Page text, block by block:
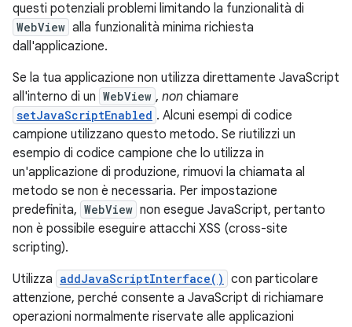
questi potenziali problemi limitando la funzionalità di
WebView alla funzionalità minima richiesta
dall'applicazione.
Se la tua applicazione non utilizza direttamente JavaScript
all'interno di un WebView , non chiamare
setJavaScriptEnabled . Alcuni esempi di codice
campione utilizzano questo metodo. Se riutilizzi un
esempio di codice campione che lo utilizza in
un'applicazione di produzione, rimuovi la chiamata al
metodo se non è necessaria. Per impostazione
predefinita, WebView non esegue JavaScript, pertanto
non è possibile eseguire attacchi XSS (cross-site
scripting).
Utilizza addJavaScriptInterface() con particolare
attenzione, perché consente a JavaScript di richiamare
operazioni normalmente riservate alle applicazioni